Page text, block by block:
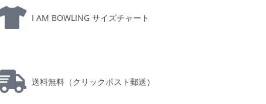
I AM BOWLING サイズチャート
送料無料（クリックポスト郵送）